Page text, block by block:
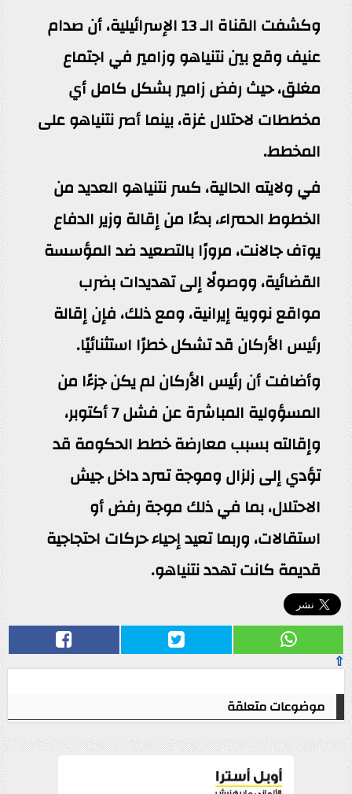
وكشفت القناة الـ 13 الإسرائيلية، أن صدام
عنيف وقع بين نتنياهو وزامير في اجتماع
مغلق، حيث رفض زامير بشكل كامل أي
مخططات لاحتلال غزة، بينما أصر نتنياهو على
المخطط.
في ولايته الحالية، كسر نتنياهو العديد من
الخطوط الحمراء، بدءًا من إقالة وزير الدفاع
يوآف جالانت، مرورًا بالتصعيد ضد المؤسسة
القضائية، ووصولًا إلى تهديدات بضرب
مواقع نووية إيرانية، ومع ذلك، فإن إقالة
رئيس الأركان قد تشكل خطرًا استثنائيًا.
وأضافت أن رئيس الأركان لم يكن جزءًا من
المسؤولية المباشرة عن فشل 7 أكتوبر،
وإقالته بسبب معارضة خطط الحكومة قد
تؤدي إلى زلزال وموجة تمرد داخل جيش
الاحتلال، بما في ذلك موجة رفض أو
استقالات، وربما تعيد إحياء حركات احتجاجية
قديمة كانت تهدد نتنياهو.
⇧
موضوعات متعلقة